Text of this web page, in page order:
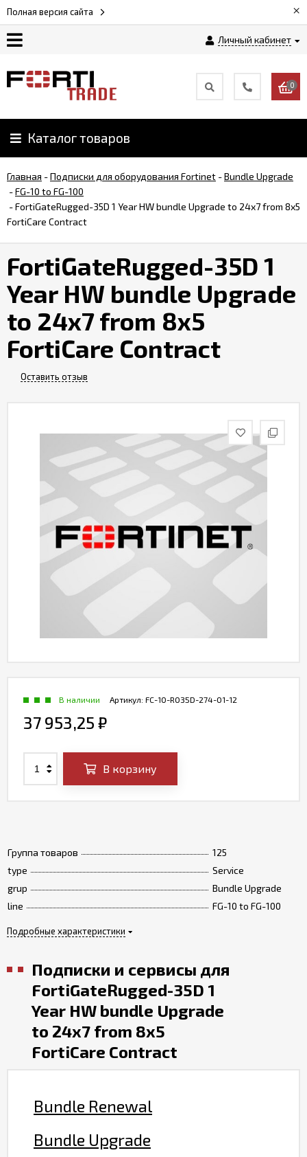
Полная версия сайта ×
Личный кабинет
Как
заказать
и
оплата
Контакты
0
Каталог товаров
Главная -Подписки для оборудования Fortinet -Bundle Upgrade
-FG-10 to FG-100
-FortiGateRugged-35D 1 Year HW bundle Upgrade to 24x7 from 8x5
FortiCare Contract
FortiGateRugged-35D 1
Year HW bundle Upgrade
to 24x7 from 8x5
FortiCare Contract
Оставить отзыв
Группа товаров
125
type
Service
grup
Bundle Upgrade
line
FG-10 to FG-100
Подробные характеристики
Артикул: FC-10-R035D-274-01-12
В наличии
37 953,25 ₽
В корзину
Подписки и сервисы для
FortiGateRugged-35D 1
Year HW bundle Upgrade
to 24x7 from 8x5
FortiCare Contract
Bundle Renewal
Bundle Upgrade